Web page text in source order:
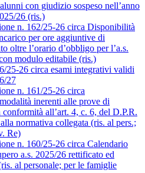
con giudizio sospeso nell’anno
26 (ris.)
n. 162/25-26 circa Disponibilità
per ore aggiuntive di
oltre l’orario d’obbligo per l’a.s.
modulo editabile (ris.)
25-26 circa esami integrativi validi
27
n. 161/25-26 circa
inerenti alle prove di
conformità all’art. 4, c. 6, del D.P.R.
normativa collegata (ris. al pers.;
Re)
n. 160/25-26 circa Calendario
a.s. 2025/26 rettificato ed
al personale; per le famiglie